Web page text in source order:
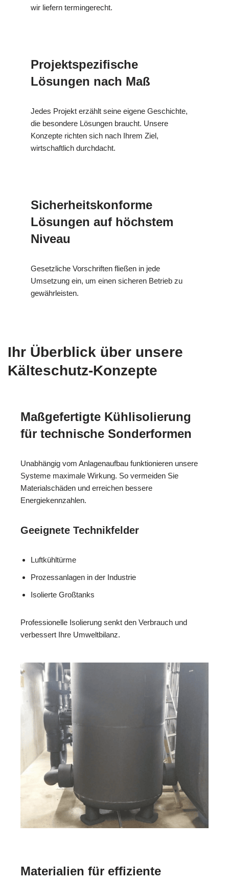
wir liefern termingerecht.
Projektspezifische
Lösungen nach Maß
Jedes Projekt erzählt seine eigene Geschichte,
die besondere Lösungen braucht. Unsere
Konzepte richten sich nach Ihrem Ziel,
wirtschaftlich durchdacht.
Sicherheitskonforme
Lösungen auf höchstem
Niveau
Gesetzliche Vorschriften fließen in jede
Umsetzung ein, um einen sicheren Betrieb zu
gewährleisten.
Ihr Überblick über unsere
Kälteschutz-Konzepte
Maßgefertigte Kühlisolierung
für technische Sonderformen
Unabhängig vom Anlagenaufbau funktionieren unsere
Systeme maximale Wirkung. So vermeiden Sie
Materialschäden und erreichen bessere
Energiekennzahlen.
Geeignete Technikfelder
Luftkühltürme
Prozessanlagen in der Industrie
Isolierte Großtanks
Professionelle Isolierung senkt den Verbrauch und
verbessert Ihre Umweltbilanz.
Materialien für effiziente